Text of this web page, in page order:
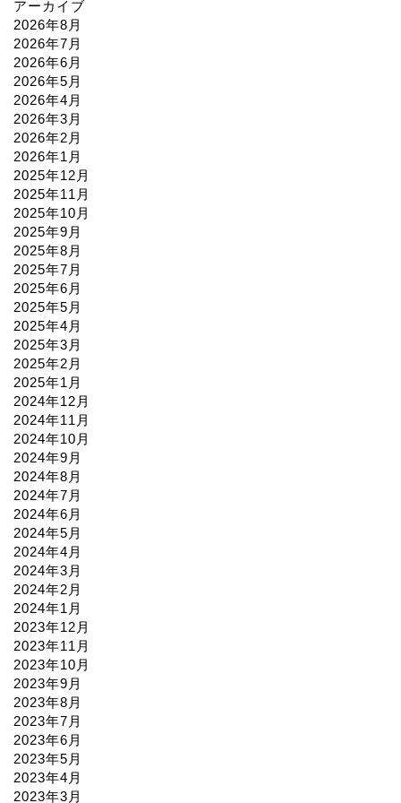
アーカイブ
2026年8月
2026年7月
2026年6月
2026年5月
2026年4月
2026年3月
2026年2月
2026年1月
2025年12月
2025年11月
2025年10月
2025年9月
2025年8月
2025年7月
2025年6月
2025年5月
2025年4月
2025年3月
2025年2月
2025年1月
2024年12月
2024年11月
2024年10月
2024年9月
2024年8月
2024年7月
2024年6月
2024年5月
2024年4月
2024年3月
2024年2月
2024年1月
2023年12月
2023年11月
2023年10月
2023年9月
2023年8月
2023年7月
2023年6月
2023年5月
2023年4月
2023年3月